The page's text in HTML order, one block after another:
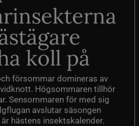
koll på
försommar domineras av
Högsommaren tillhör
Sensommaren för med sig
avslutar säsongen
hästens insektskalender.